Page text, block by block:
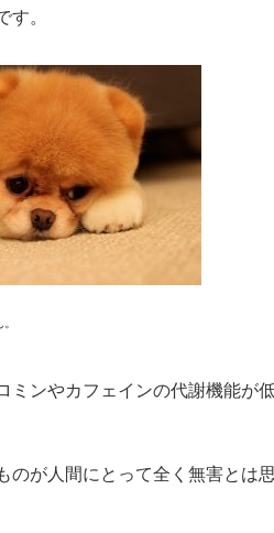
す。
ミンやカフェインの代謝機能が
のが人間にとって全く無害とは